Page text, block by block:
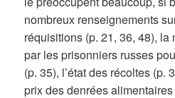
nombreux renseignements
réquisitions (p. 21, 36, 48),
par les prisonniers russes
(p. 35), l’état des récoltes (p.
prix des denrées